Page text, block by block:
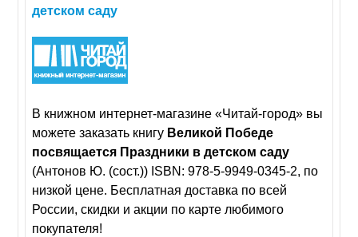
детском саду
В книжном интернет-магазине «Читай-город» вы
можете заказать книгу Великой Победе
посвящается Праздники в детском саду
(Антонов Ю. (сост.)) ISBN: 978-5-9949-0345-2, по
низкой цене. Бесплатная доставка по всей
России, скидки и акции по карте любимого
покупателя!